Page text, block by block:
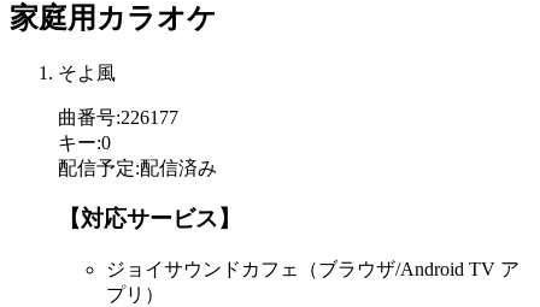
家庭用カラオケ
そよ風
曲番号:226177
キー:0
配信予定:配信済み
【対応サービス】
ジョイサウンドカフェ（ブラウザ/Android TV ア
プリ）